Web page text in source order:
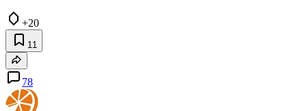
+20
11
78